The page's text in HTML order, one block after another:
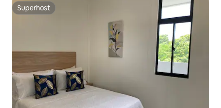
Superhost
Superhost